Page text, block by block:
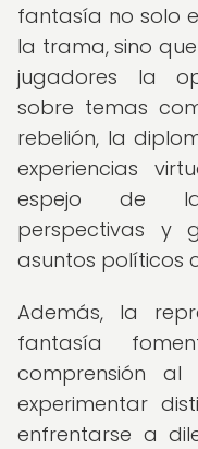
fantasía no solo
la trama, sino
jugadores la
sobre temas
rebelión, la
experiencias
espejo de la
perspectivas y
asuntos políticos
Además, la
fantasía
comprensión
experimentar
enfrentarse a